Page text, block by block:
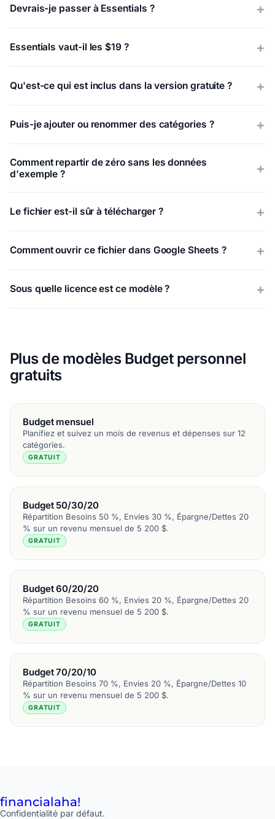
Devrais-je passer à Essentials ?
Essentials vaut-il les $19 ?
Qu'est-ce qui est inclus dans la version gratuite ?
Puis-je ajouter ou renommer des catégories ?
Comment repartir de zéro sans les données
d'exemple ?
Le fichier est-il sûr à télécharger ?
Comment ouvrir ce fichier dans Google Sheets ?
Sous quelle licence est ce modèle ?
Plus de modèles Budget personnel
gratuits
Budget mensuel
Planifiez et suivez un mois de revenus et dépenses sur 12
catégories.
GRATUIT
Budget 50/30/20
Répartition Besoins 50 %, Envies 30 %, Épargne/Dettes 20
% sur un revenu mensuel de 5 200 $.
GRATUIT
Budget 60/20/20
Répartition Besoins 60 %, Envies 20 %, Épargne/Dettes 20
% sur un revenu mensuel de 5 200 $.
GRATUIT
Budget 70/20/10
Répartition Besoins 70 %, Envies 20 %, Épargne/Dettes 10
% sur un revenu mensuel de 5 200 $.
GRATUIT
financialaha!
Confidentialité par défaut.